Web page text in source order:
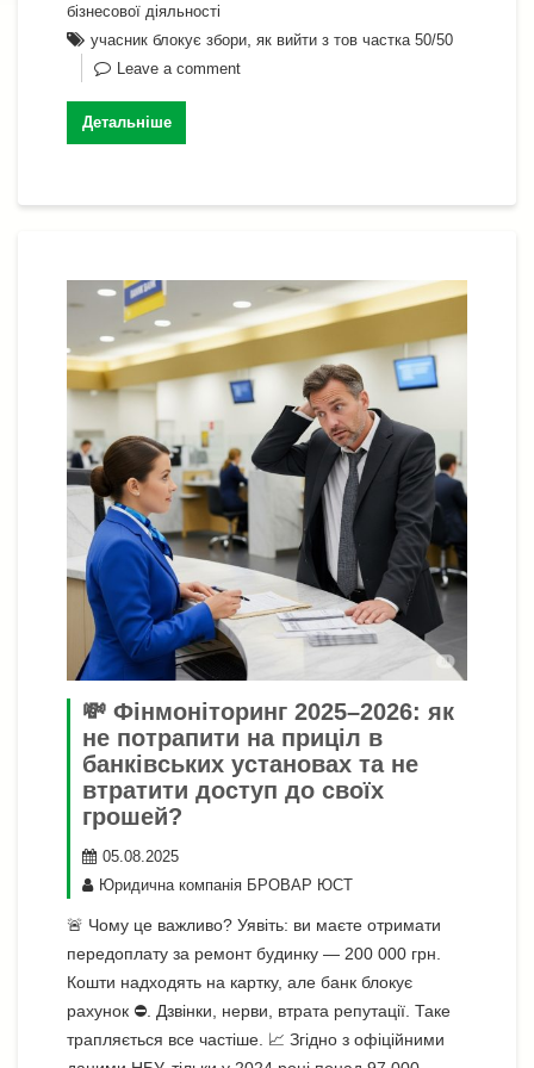
o
o
m
p
n
g
er
Li
n
k
и
т
бізнесової діяльності
учасник блокує збори як вийти з тов частка 50/50
Leave a comment
Детальніше
💸 Фінмоніторинг 2025–2026: як
не потрапити на приціл в
банківських установах та не
втратити доступ до своїх
грошей?
05.08.2025
Юридична компанія БРОВАР ЮСТ
🚨 Чому це важливо? Уявіть: ви маєте отримати
передоплату за ремонт будинку — 200 000 грн.
Кошти надходять на картку, але банк блокує
рахунок ⛔. Дзвінки, нерви, втрата репутації. Таке
трапляється все частіше. 📈 Згідно з офіційними